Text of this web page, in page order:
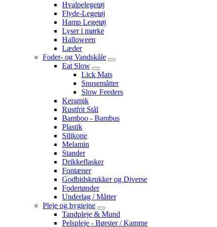
Hvalpelegetøj
Flyde-Legetøj
Hamp Legetøj
Lyser i mørke
Halloween
Læder
Foder- og Vandskåle
Eat Slow
Lick Mats
Snusemåtter
Slow Feeders
Keramik
Rustfrit Stål
Bamboo - Bambus
Plastik
Silikone
Melamin
Stander
Drikkeflasker
Fontæner
Godbidskrukker og Diverse
Fodertønder
Underlag / Måtter
Pleje og hygiejne
Tandpleje & Mund
Pelspleje - Børster / Kamme